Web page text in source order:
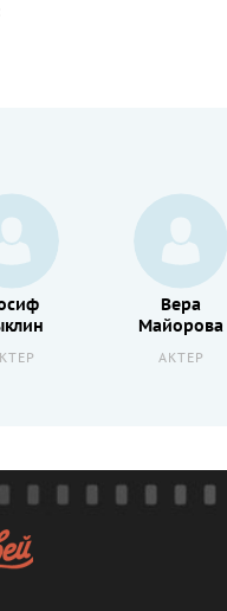
Вера
Майорова
АКТЕР